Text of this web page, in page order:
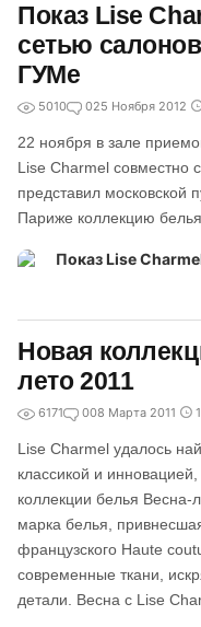
Показ Lise
cетью
ГУМе
5010 025 Ноября 2012
22 ноября в зале
Lise Charmel совместно
представил московской
Париже коллекцию
Новая
лето 2011
6171 008 Марта 2011
Lise Charmel удалось
классикой и
коллекции белья Весна-
марка белья,
французского Haute
современные ткани,
детали. Весна c Lise